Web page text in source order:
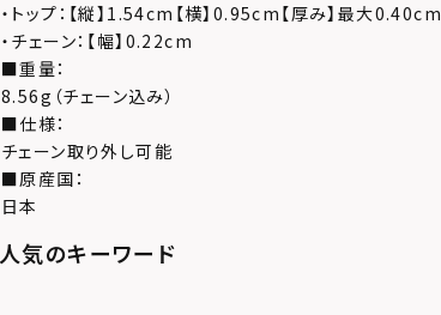
・トップ：【縦】1.54cm【横】0.95cm【厚み】最大0.40cm
・チェーン：【幅】0.22cm
■重量：
8.56g（チェーン込み）
■仕様：
チェーン取り外し可能
■原産国：
日本